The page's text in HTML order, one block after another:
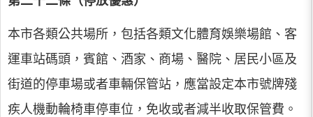
本市各類公共場所，包括各類文化體育娛樂場館、客
運車站碼頭，賓館、酒家、商場、醫院、居民小區及
街道的停車場或者車輛保管站，應當設定本市號牌殘
疾人機動輪椅車停車位，免收或者減半收取保管費。